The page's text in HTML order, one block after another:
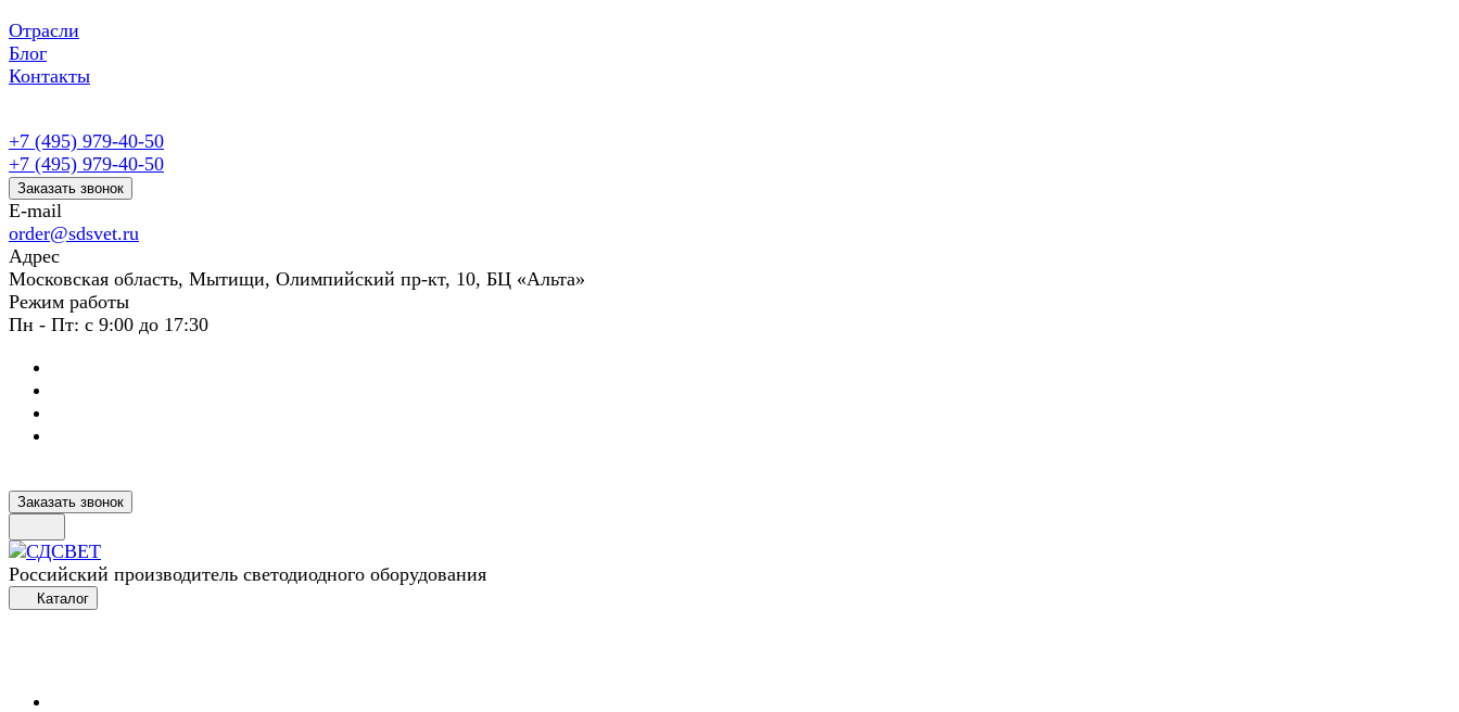
Отрасли
Блог
Контакты
+7 (495) 979-40-50
+7 (495) 979-40-50
Заказать звонок
E-mail
order@sdsvet.ru
Адрес
Московская область, Мытищи, Олимпийский пр-кт, 10, БЦ «Альта»
Режим работы
Пн - Пт: с 9:00 до 17:30
Заказать звонок
Российский производитель светодиодного оборудования
Каталог